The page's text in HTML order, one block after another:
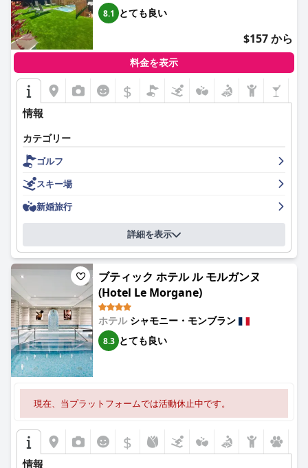
ビッグスカイホテル＆スパは、広々として清潔で快適な客室が好
評で、多くの客室からは印象的な山の景色を眺めることができま
す。モダンなアメニティと気の利いたデザインが快適な滞在を演
出しますが、軽微なメンテナンスの問題が時折指摘されていま
す。ホテルの清潔さは公共スペース全体にまで行き届いており、
歓迎的な雰囲気を醸し出しています。
ホテルのスタッフは、フレンドリーでプロフェッショナルである
と高く評価されており、ゲストの体験を向上させるために最大限
の努力をしています。このおもてなしは際立った特徴であり、信
頼性の高いWiFiと手入れの行き届いた共用エリアによってさらに
高められています。
フィットネス愛好家は、屋内プールの近くにあるため、時折暑く
なるものの、設備の整ったジムを高く評価するでしょう。屋内と
屋外のオプションとジャグジーを含むプール施設は、概ね好評で
すが、水温がもう少し高ければ良いという意見もあります。
ビッグスカイホテル＆スパは、子供向けの専用プレイエリアや、
大人も子供も楽しめる環境など、子供向けのさまざまなアクティ
ビティがあるため、特に家族連れに人気があります。
駐車場もまた、広々としていて無料で便利なスポットが利用でき
るという利点があり、車で旅行するゲストにとって便利です。
要約すると、ビッグスカイホテル＆スパは、戦略的なロケーショ
ン、優れたアメニティ、歓迎的なスタッフ、そして家族向けの環
境を提供し、バランスの取れた体験を提供します。改善の余地が
わずかにありますが、圧倒的に肯定的なレビューは、シャモニー
ます。
8.1 とても良い
$157 から
料金を表示
$
情報
カテゴリー
ゴルフ
スキー場
新婚旅行
詳細を表示
ブティック ホテル ル モルガンヌ
(Hotel Le Morgane)
ホテル シャモニー・モンブラン
8.3 とても良い
現在、当プラットフォームでは活動休止中です。
$
情報